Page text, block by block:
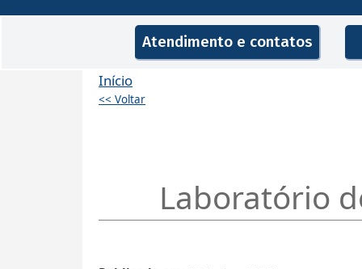
Navegação principal
Atendimento e contatos
Início
<< Voltar
Laboratório